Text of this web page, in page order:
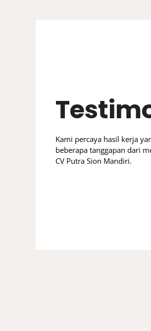
Kami percaya hasil kerja
beberapa tanggapan dari
CV Putra Sion Mandiri.